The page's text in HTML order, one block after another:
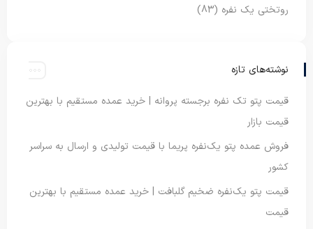
روتختی یک نفره (83)
نوشته‌های تازه
قیمت پتو تک نفره برجسته پروانه | خرید عمده مستقیم با بهترین
قیمت بازار
فروش عمده پتو یک‌نفره پریما با قیمت تولیدی و ارسال به سراسر
کشور
قیمت پتو یک‌نفره ضخیم گلبافت | خرید عمده مستقیم با بهترین
قیمت